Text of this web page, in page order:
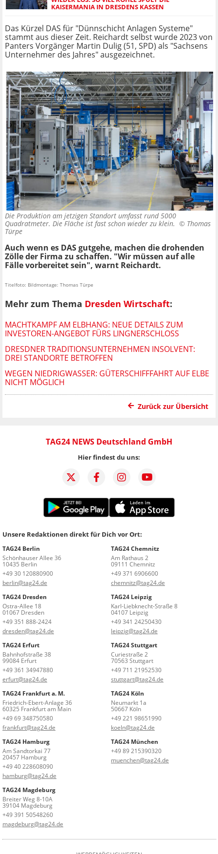
KAISERMANIA IN DRESDENS KASSEN
Das Kürzel DAS für "Dünnschicht Anlagen Systeme"
stammt aus dieser Zeit. Reichardt selbst wurde 2023 von
Panters Vorgänger Martin Dulig (51, SPD) als "Sachsens
Unternehmer des Jahres" ausgezeichnet.
Die Produktion am jetzigen Standort umfasst rund 5000
Quadratmeter. Die Fläche ist fast schon wieder zu klein. © Thomas
Türpe
Auch wenn es DAS gutgehe, machen die drohenden
Zölle der Firma zu schaffen. "Wir müssen auf alle
Fälle vorbereitet sein", warnt Reichardt.
Titelfoto: Bildmontage: Thomas Türpe
Mehr zum Thema Dresden Wirtschaft:
MACHTKAMPF AM ELBHANG: NEUE DETAILS ZUM
INVESTOREN-ANGEBOT FÜRS LINGNERSCHLOSS
DRESDNER TRADITIONSUNTERNEHMEN INSOLVENT:
DREI STANDORTE BETROFFEN
WEGEN NIEDRIGWASSER: GÜTERSCHIFFFAHRT AUF ELBE
NICHT MÖGLICH
Zurück zur Übersicht
TAG24 NEWS Deutschland GmbH
Hier findest du uns:
Unsere Redaktionen direkt für Dich vor Ort:
TAG24 Berlin
Schönhauser Allee 36
10435 Berlin
+49 30 120880900
berlin@tag24.de
TAG24 Chemnitz
Am Rathaus 2
09111 Chemnitz
+49 371 6906600
chemnitz@tag24.de
TAG24 Dresden
Ostra-Allee 18
01067 Dresden
+49 351 888-2424
dresden@tag24.de
TAG24 Leipzig
Karl-Liebknecht-Straße 8
04107 Leipzig
+49 341 24250430
leipzig@tag24.de
TAG24 Erfurt
Bahnhofstraße 38
99084 Erfurt
+49 361 34947880
erfurt@tag24.de
TAG24 Stuttgart
Curiestraße 2
70563 Stuttgart
+49 711 21952530
stuttgart@tag24.de
TAG24 Frankfurt a. M.
Friedrich-Ebert-Anlage 36
60325 Frankfurt am Main
+49 69 348750580
frankfurt@tag24.de
TAG24 Köln
Neumarkt 1a
50667 Köln
+49 221 98651990
koeln@tag24.de
TAG24 Hamburg
Am Sandtorkai 77
20457 Hamburg
+49 40 228608090
hamburg@tag24.de
TAG24 München
+49 89 215390320
muenchen@tag24.de
TAG24 Magdeburg
Breiter Weg 8-10A
39104 Magdeburg
+49 391 50548260
magdeburg@tag24.de